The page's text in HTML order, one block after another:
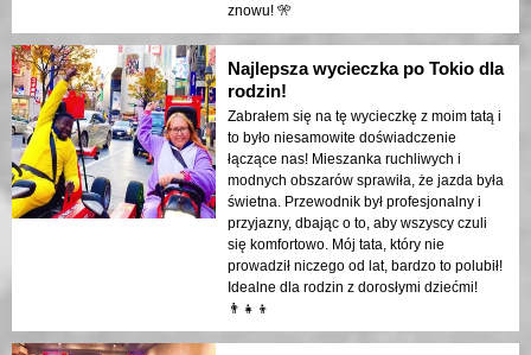
znowu! 🎌
Najlepsza wycieczka po Tokio dla
rodzin!
Zabrałem się na tę wycieczkę z moim tatą i
to było niesamowite doświadczenie
łączące nas! Mieszanka ruchliwych i
modnych obszarów sprawiła, że jazda była
świetna. Przewodnik był profesjonalny i
przyjazny, dbając o to, aby wszyscy czuli
się komfortowo. Mój tata, który nie
prowadził niczego od lat, bardzo to polubił!
Idealne dla rodzin z dorosłymi dziećmi!
👨‍👧‍👦